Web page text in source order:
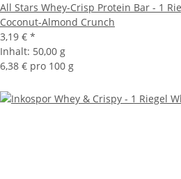
All Stars Whey-Crisp Protein Bar - 1
Coconut-Almond Crunch
3,19 € *
Inhalt: 50,00 g
6,38 € pro 100 g